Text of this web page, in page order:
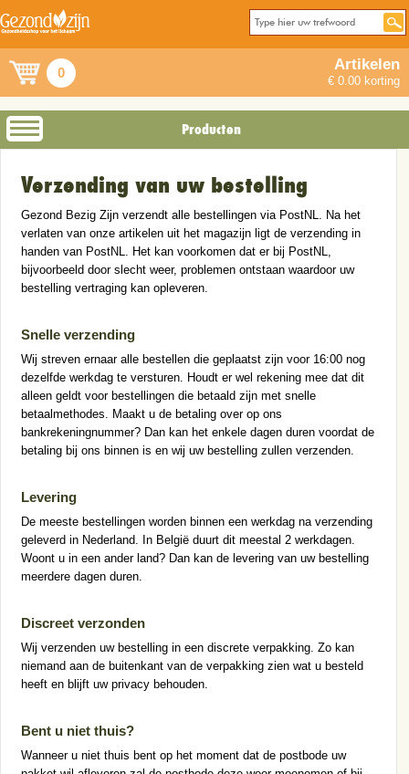
0 Artikelen
€ 0.00 korting
Producten
Verzending van uw bestelling
Gezond Bezig Zijn verzendt alle bestellingen via PostNL. Na het
verlaten van onze artikelen uit het magazijn ligt de verzending in
handen van PostNL. Het kan voorkomen dat er bij PostNL,
bijvoorbeeld door slecht weer, problemen ontstaan waardoor uw
bestelling vertraging kan opleveren.
Snelle verzending
Wij streven ernaar alle bestellen die geplaatst zijn voor 16:00 nog
dezelfde werkdag te versturen. Houdt er wel rekening mee dat dit
alleen geldt voor bestellingen die betaald zijn met snelle
betaalmethodes. Maakt u de betaling over op ons
bankrekeningnummer? Dan kan het enkele dagen duren voordat de
betaling bij ons binnen is en wij uw bestelling zullen verzenden.
Levering
De meeste bestellingen worden binnen een werkdag na verzending
geleverd in Nederland. In België duurt dit meestal 2 werkdagen.
Woont u in een ander land? Dan kan de levering van uw bestelling
meerdere dagen duren.
Discreet verzonden
Wij verzenden uw bestelling in een discrete verpakking. Zo kan
niemand aan de buitenkant van de verpakking zien wat u besteld
heeft en blijft uw privacy behouden.
Bent u niet thuis?
Wanneer u niet thuis bent op het moment dat de postbode uw